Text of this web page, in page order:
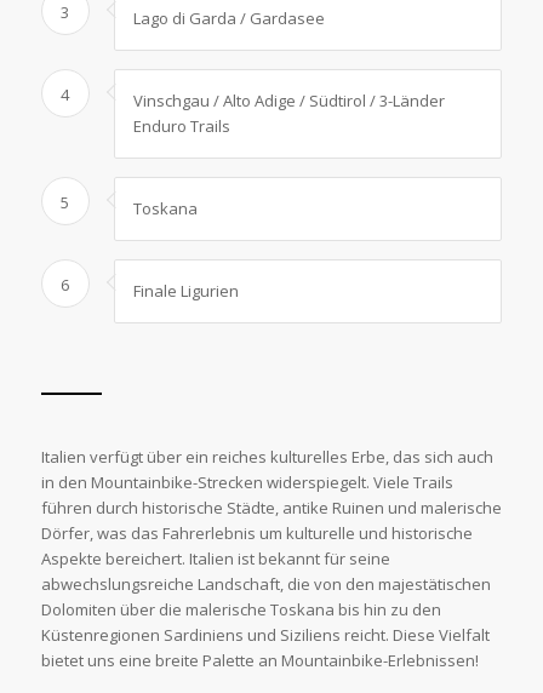
3 Lago di Garda / Gardasee
4
Vinschgau / Alto Adige / Südtirol / 3-Länder
Enduro Trails
5 Toskana
6 Finale Ligurien
Italien verfügt über ein reiches kulturelles Erbe, das sich auch
in den Mountainbike-Strecken widerspiegelt. Viele Trails
führen durch historische Städte, antike Ruinen und malerische
Dörfer, was das Fahrerlebnis um kulturelle und historische
Aspekte bereichert. Italien ist bekannt für seine
abwechslungsreiche Landschaft, die von den majestätischen
Dolomiten über die malerische Toskana bis hin zu den
Küstenregionen Sardiniens und Siziliens reicht. Diese Vielfalt
bietet uns eine breite Palette an Mountainbike-Erlebnissen!